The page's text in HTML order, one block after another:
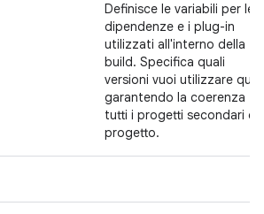
Definisce le variabili per le
dipendenze e i plug-in
utilizzati all'interno della
build. Specifica quali
versioni vuoi utilizzare qui,
garantendo la coerenza
tutti i progetti secondari
progetto.